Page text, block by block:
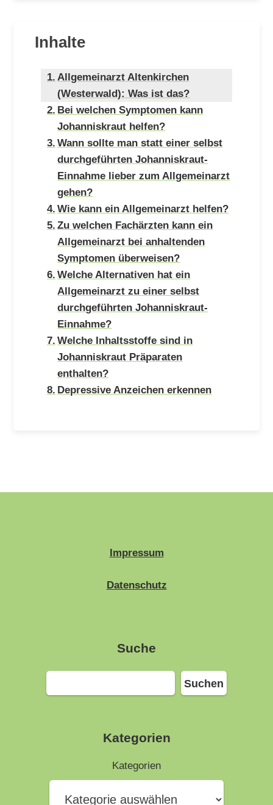
Inhalte
Allgemeinarzt Altenkirchen
(Westerwald): Was ist das?
Bei welchen Symptomen kann
Johanniskraut helfen?
Wann sollte man statt einer selbst
durchgeführten Johanniskraut-
Einnahme lieber zum Allgemeinarzt
gehen?
Wie kann ein Allgemeinarzt helfen?
Zu welchen Fachärzten kann ein
Allgemeinarzt bei anhaltenden
Symptomen überweisen?
Welche Alternativen hat ein
Allgemeinarzt zu einer selbst
durchgeführten Johanniskraut-
Einnahme?
Welche Inhaltsstoffe sind in
Johanniskraut Präparaten
enthalten?
Depressive Anzeichen erkennen
Impressum
Datenschutz
Suche
Suchen
Suchen
Kategorien
Kategorien